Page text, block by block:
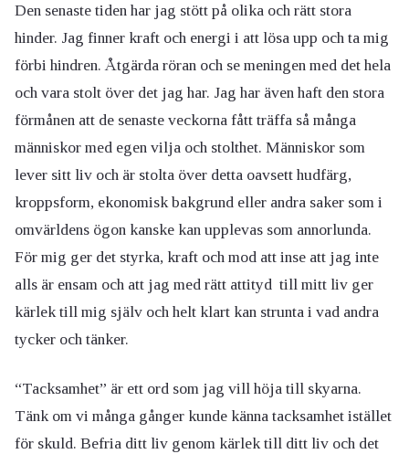
Den senaste tiden har jag stött på olika och rätt stora
hinder. Jag finner kraft och energi i att lösa upp och ta mig
förbi hindren. Åtgärda röran och se meningen med det hela
och vara stolt över det jag har. Jag har även haft den stora
förmånen att de senaste veckorna fått träffa så många
människor med egen vilja och stolthet. Människor som
lever sitt liv och är stolta över detta oavsett hudfärg,
kroppsform, ekonomisk bakgrund eller andra saker som i
omvärldens ögon kanske kan upplevas som annorlunda.
För mig ger det styrka, kraft och mod att inse att jag inte
alls är ensam och att jag med rätt attityd till mitt liv ger
kärlek till mig själv och helt klart kan strunta i vad andra
tycker och tänker.
“Tacksamhet” är ett ord som jag vill höja till skyarna.
Tänk om vi många gånger kunde känna tacksamhet istället
för skuld. Befria ditt liv genom kärlek till ditt liv och det